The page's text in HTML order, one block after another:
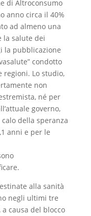
di Altroconsumo
anno circa il 40%
ad almeno una
la salute dei
la pubblicazione
condotto
regioni. Lo studio,
non
né per
governo,
della speranza
anni e per le
alla sanità
negli ultimi tre
causa del blocco